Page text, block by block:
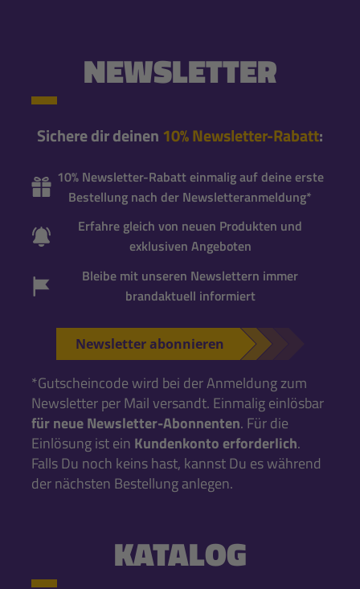
NEWSLETTER
Sichere dir deinen 10% Newsletter-Rabatt:
10% Newsletter-Rabatt einmalig auf deine erste
Bestellung nach der Newsletteranmeldung*
Erfahre gleich von neuen Produkten und
exklusiven Angeboten
Bleibe mit unseren Newslettern immer
brandaktuell informiert
Newsletter abonnieren
*Gutscheincode wird bei der Anmeldung zum
Newsletter per Mail versandt. Einmalig einlösbar
für neue Newsletter-Abonnenten. Für die
Einlösung ist ein Kundenkonto erforderlich.
Falls Du noch keins hast, kannst Du es während
der nächsten Bestellung anlegen.
KATALOG